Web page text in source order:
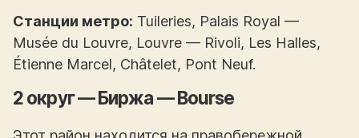
Станции метро: Tuileries, Palais Royal —
Musée du Louvre, Louvre — Rivoli, Les Halles,
Étienne Marcel, Châtelet, Pont Neuf.
2 округ — Биржа — Bourse